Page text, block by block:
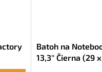
Batoh na
13,3'' Čierna (29